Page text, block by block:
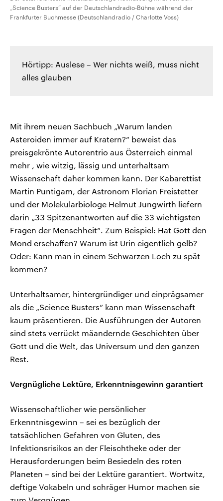
„Science Busters“ auf der Deutschlandradio-Bühne während der
Frankfurter Buchmesse (Deutschlandradio / Charlotte Voss)
Hörtipp: Auslese – Wer nichts weiß, muss nicht
alles glauben
Mit ihrem neuen Sachbuch „Warum landen
Asteroiden immer auf Kratern?“ beweist das
preisgekrönte Autorentrio aus Österreich einmal
mehr , wie witzig, lässig und unterhaltsam
Wissenschaft daher kommen kann. Der Kabarettist
Martin Puntigam, der Astronom Florian Freistetter
und der Molekularbiologe Helmut Jungwirth liefern
darin „33 Spitzenantworten auf die 33 wichtigsten
Fragen der Menschheit“. Zum Beispiel: Hat Gott den
Mond erschaffen? Warum ist Urin eigentlich gelb?
Oder: Kann man in einem Schwarzen Loch zu spät
kommen?
Unterhaltsamer, hintergründiger und einprägsamer
als die „Science Busters“ kann man Wissenschaft
kaum präsentieren. Die Ausführungen der Autoren
sind stets verrückt mäandernde Geschichten über
Gott und die Welt, das Universum und den ganzen
Rest.
Vergnügliche Lektüre, Erkenntnisgewinn garantiert
Wissenschaftlicher wie persönlicher
Erkenntnisgewinn – sei es bezüglich der
tatsächlichen Gefahren von Gluten, des
Infektionsrisikos an der Fleischtheke oder der
Herausforderungen beim Besiedeln des roten
Planeten – sind bei der Lektüre garantiert. Wortwitz,
deftige Vokabeln und schräger Humor machen sie